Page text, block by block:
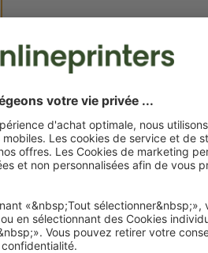
Je dépose mes
lun. 17 août
Poids: env.31,1 g